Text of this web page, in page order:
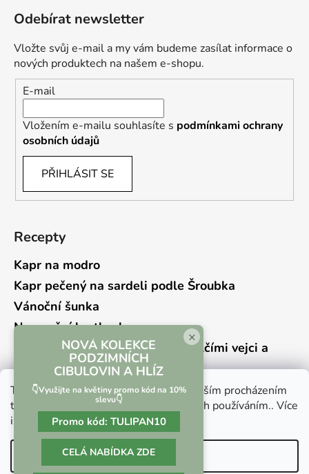
Tento web používá soubory cookie. Dalším procházením
tohoto webu vyjadřujete souhlas s jejich používáním.. Více
informacízde.
Nastavení
Odebírat newsletter
Vložte svůj e-mail a my vám budeme zasílat informace o
nových produktech na našem e-shopu.
E-mail
Vložením e-mailu souhlasíte s podmínkami ochrany
osobních údajů
PŘIHLÁSIT SE
Recepty
Kapr na modro
Kapr pečený na sardeli podle Šroubka
Vánoční šunka
Novoroční hrstkovka
Lehký bramborový salát s křepelčími vejci a
kyselou okurkou
Vrácení zboží a reklamace Kontaktní formulář
×
NOVÁ KOLEKCE
PODZIMNÍCH
CIBULOVIN A HLÍZ
👇Využijte na květiny promo kód na 10%
slevu👇
Promo kód: TULIPAN10
CELÁ NABÍDKA ZDE